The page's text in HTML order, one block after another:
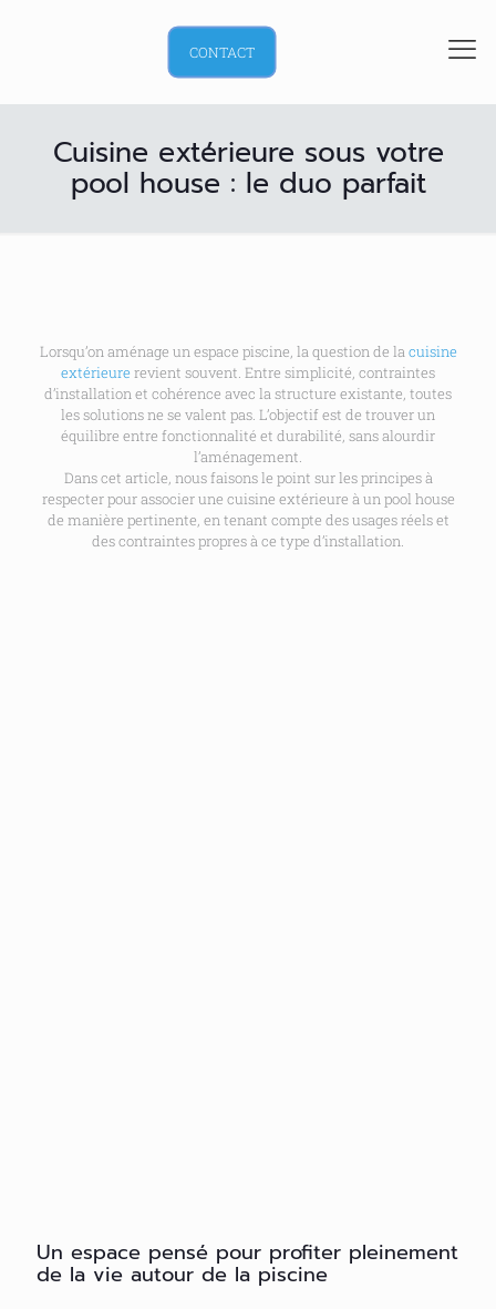
CONTACT
Cuisine extérieure sous votre
pool house : le duo parfait
Lorsqu’on aménage un espace piscine, la question de lacuisine
extérieure revient souvent. Entre simplicité, contraintes
d’installation et cohérence avec la structure existante, toutes
les solutions ne se valent pas. L’objectif est de trouver un
équilibre entre fonctionnalité et durabilité, sans alourdir
l’aménagement.
Dans cet article, nous faisons le point sur les principes à
respecter pour associer une cuisine extérieure à un pool house
de manière pertinente, en tenant compte des usages réels et
des contraintes propres à ce type d’installation.
Un espace pensé pour profiter pleinement
de la vie autour de la piscine